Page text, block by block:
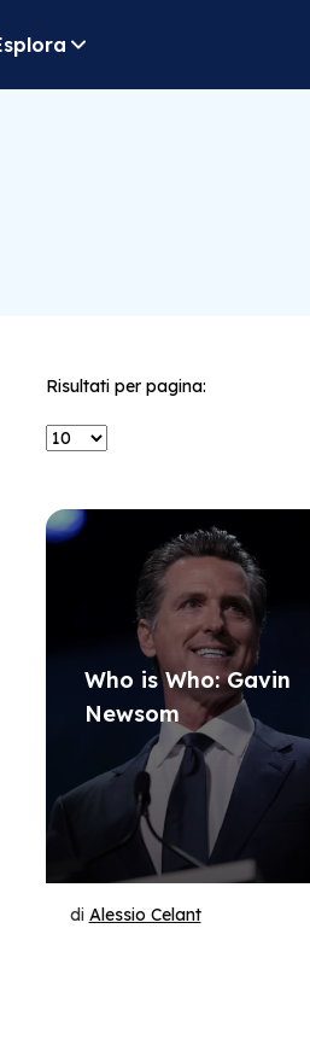
Risultati per pagina:
Who is Who: Gavin
Newsom
di Alessio Celant